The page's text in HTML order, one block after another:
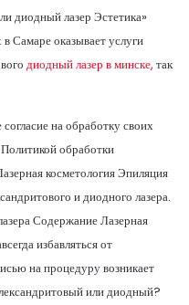
диодный лазер Эстетика»
Самаре оказывает услуги
диодный лазер в минске, так
на обработку своих
обработки
косметология Эпиляция
и диодного лазера.
Содержание Лазерная
избавляться от
на процедуру возникает
или диодный?